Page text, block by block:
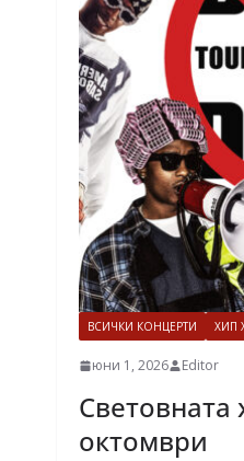
ВСИЧКИ КОНЦЕРТИ ХИП
юни 1, 2026 Editor
Световната
октомври